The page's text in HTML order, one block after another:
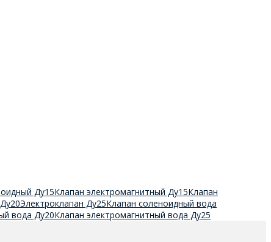
Ду15Клапан электромагнитный Ду15Клапан
Электроклапан Ду25Клапан соленоидный вода
вода Ду20Клапан электромагнитный вода Ду25